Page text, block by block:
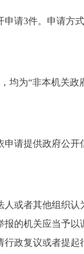
3件。申请方式
为“非本机关政
提供政府公开
者其他组织认
的机关应当予
政复议或者提起